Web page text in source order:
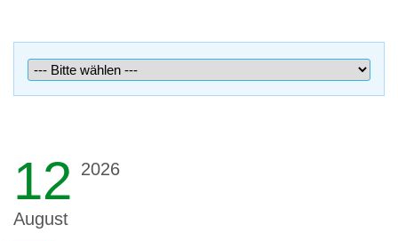
12 2026
August